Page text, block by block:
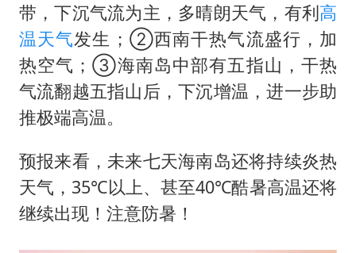
带，下沉气流为主，多晴朗天气，有利高
温天气发生；②西南干热气流盛行，加
热空气；③海南岛中部有五指山，干热
气流翻越五指山后，下沉增温，进一步助
推极端高温。
预报来看，未来七天海南岛还将持续炎热
天气，35℃以上、甚至40℃酷暑高温还将
继续出现！注意防暑！